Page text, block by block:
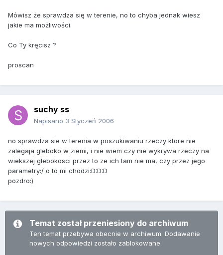
Mówisz że sprawdza się w terenie, no to chyba jednak wiesz
jakie ma możliwości.
Co Ty kręcisz ?
proscan
suchy ss
Napisano 3 Styczeń 2006
no sprawdza sie w terenia w poszukiwaniu rzeczy ktore nie
zalegaja gleboko w ziemi, i nie wiem czy nie wykrywa rzeczy na
wiekszej glebokosci przez to ze ich tam nie ma, czy przez jego
parametry:/ o to mi chodzi:D:D:D
pozdro:)
Temat został przeniesiony do archiwum
Ten temat przebywa obecnie w archiwum. Dodawanie
nowych odpowiedzi zostało zablokowane.